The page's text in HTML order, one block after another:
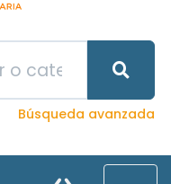
Búsqueda avanzada